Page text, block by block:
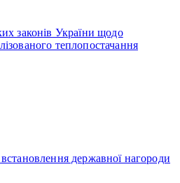
законів України щодо
теплопостачання
державної нагороди